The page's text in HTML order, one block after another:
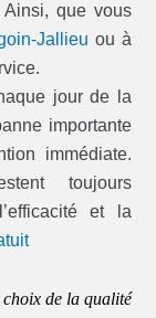
que vous
Jallieu ou à
jour de la
importante
immédiate.
toujours
et la
de la qualité